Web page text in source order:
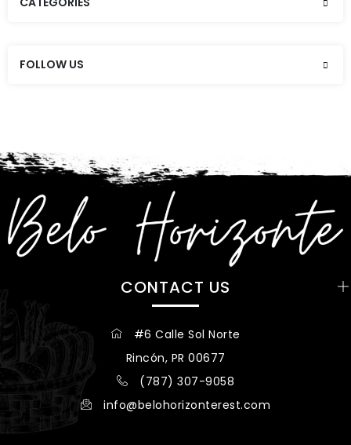
FOLLOW US
CONTACT US
#6 Calle Sol Norte
Rincón, PR 00677
(787) 307-9058
info@belohorizonterest.com